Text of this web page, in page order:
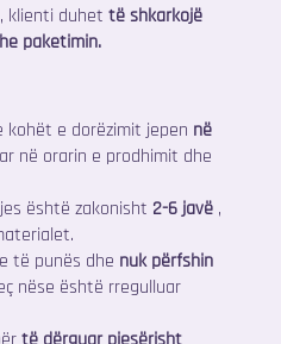
klienti duhet të shkarkojë
paketimin.
kohët e dorëzimit jepen në
në orarin e prodhimit dhe
është zakonisht 2-6 javë,
të punës dhe nuk përfshin
nëse është rregulluar